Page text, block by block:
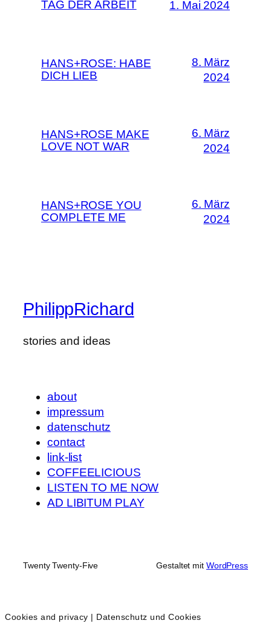
TAG DER ARBEIT 1. Mai 2024
HANS+ROSE: HABE
DICH LIEB
8. März
2024
HANS+ROSE MAKE
LOVE NOT WAR
6. März
2024
HANS+ROSE YOU
COMPLETE ME
6. März
2024
PhilippRichard
stories and ideas
about
impressum
datenschutz
contact
link-list
COFFEELICIOUS
LISTEN TO ME NOW
AD LIBITUM PLAY
Twenty Twenty-Five Gestaltet mit WordPress
Cookies and privacy | Datenschutz und Cookies